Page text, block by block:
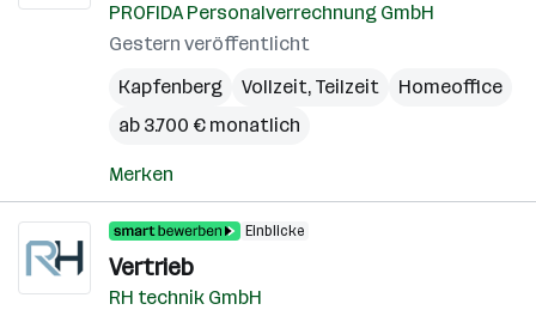
PROFIDA Personalverrechnung GmbH
Gestern veröffentlicht
Kapfenberg
Vollzeit, Teilzeit
Homeoffice
ab 3.700 € monatlich
Merken
Einblicke
Vertrieb
RH technik GmbH